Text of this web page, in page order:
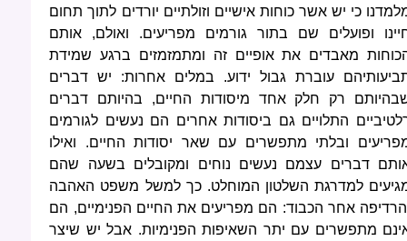
כי יש אשר כוחות אישיים וזולתיים יורדים לתוך תחום
ופועלים שם בתור גורמים מפריעים. ואולם, אותם
מאבדים את אופיים זה ומתמזמזים ברגע שמידת
עוברת גבול ידוע. במלים אחרות: יש דברים
רק חלק אחד מיסודות החיים, בהיותם דברים
התלויים גם ביסודות אחרים הם נעשים לגורמים
ובלתי מתפשרים עם שאר יסודות החיים. ואילו
דברים עצמם נעשים נוחים ומקובלים בשעה שהם
למדרגת השלטון המוחלט. כך למשל משפט האהבה
אחר הכבוד: הם מפריעים את החיים הפנימיים, הם
מתפשרים עם יתר השאיפות הפנימיות. אבל יש שיצר